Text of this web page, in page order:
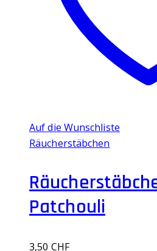
Auf die Wunschliste
Räucherstäbchen
Patchouli
3,50 CHF